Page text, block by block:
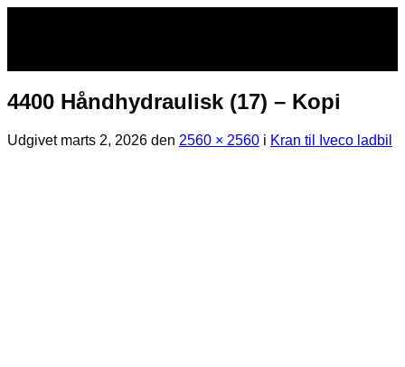
4400 Håndhydraulisk (17) – Kopi
Udgivet marts 2, 2026 den 2560 × 2560 i Kran til Iveco ladbil